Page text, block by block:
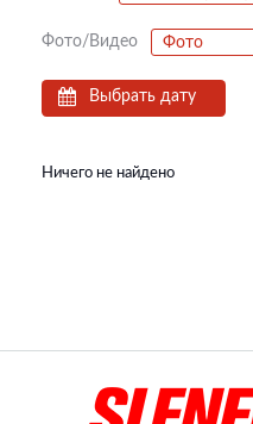
Фото/Видео Фото
Выбрать дату
Ничего не найдено